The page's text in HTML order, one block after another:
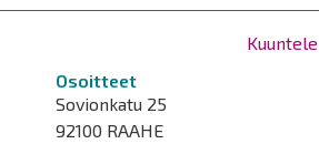
Kuuntele
Osoitteet
Sovionkatu 25
92100 RAAHE